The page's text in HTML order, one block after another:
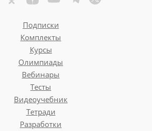
Подписки
Комплекты
Курсы
Олимпиады
Вебинары
Тесты
Видеоучебник
Тетради
Разработки